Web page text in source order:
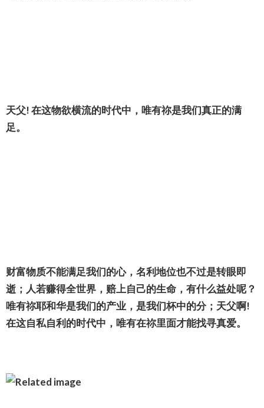
天父! 在这物欲横流的时代中，唯有祢是我们真正的满
足。
财富物质不能满足我们的心，名利地位也不过是转眼即
逝；人若赚得全世界，赔上自己的生命，有什么益处呢？
唯有祢耶和华是我们的产业，是我们杯中的分；天父啊!
在这自私自利的时代中，唯有在祢里面才能找寻真爱。